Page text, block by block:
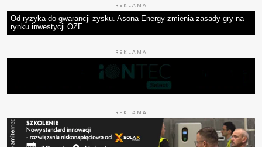
REKLAMA
Od ryzyka do gwarancji zysku. Asona Energy zmienia zasady gry na
rynku inwestycji OZE
REKLAMA
REKLAMA